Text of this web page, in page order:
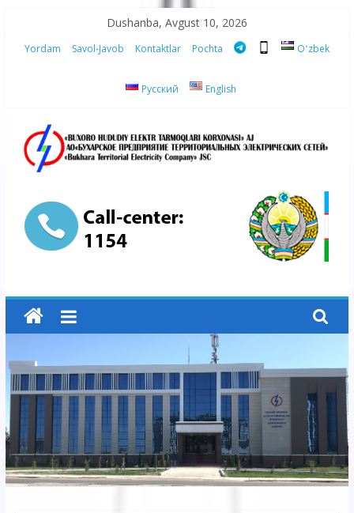
content
Dushanba, Avgust 10, 2026
Yordam Savol-Javob Kontaktlar Pochta Oʻzbek
Русский English
“Buxoro
hududiy
elektr
tarmoqlari
korxonasi”
AJ
“Buxoro
hududiy